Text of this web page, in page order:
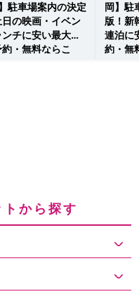
駐車場案内の決定
日の映画・イベン
ンチに安い最大料
・無料ならこ
岡】駐
版！新
連泊に
約・無
から探す